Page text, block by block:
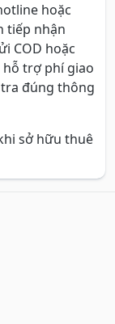
hoặc
tiếp nhận
COD hoặc
hỗ trợ phí giao
đúng thông
sở hữu thuê